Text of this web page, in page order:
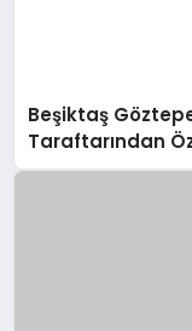
Beşiktaş
Taraftarından